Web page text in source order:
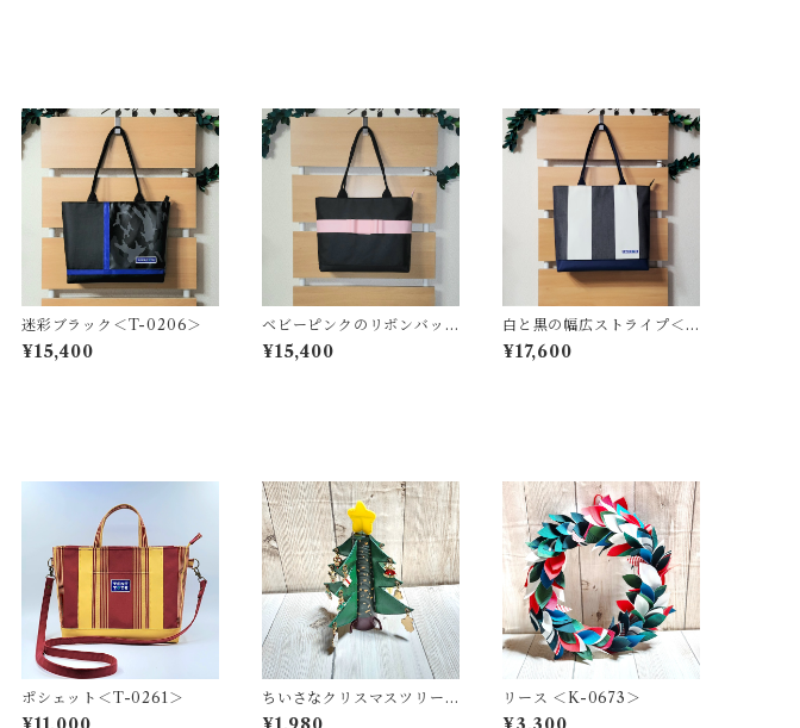
迷彩ブラック＜T-0206＞
¥15,400
ベビーピンクのリボンバッ
グ ＜T-0199＞
¥15,400
白と黒の幅広ストライプ＜T
-0225＞
¥17,600
ポシェット＜T-0261＞
ちいさなクリスマスツリー
＜K-0692＞
リース ＜K-0673＞